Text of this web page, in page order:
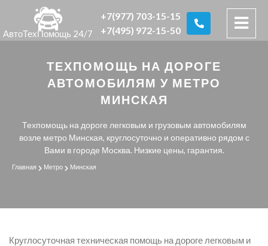
АвтоТехПомощь 24/7
+7(977) 703-15-15
+7(495) 972-15-50
ТЕХПОМОЩЬ НА ДОРОГЕ
АВТОМОБИЛЯМ У МЕТРО
МИНСКАЯ
Техпомощь на дороге легковым и грузовым автомобилям
возле метро Минская, круглосуточно и оперативно рядом с
Вами в городе Москва. Низкие цены, гарантия.
Главная Метро Минская
Круглосуточная техническая помощь на дороге легковым и